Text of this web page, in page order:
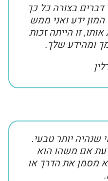
בצורה כל כך
ידע ואני ממש
זו הייתה זכות
ומהידע שלך.
יותר טבעי.
אם משהו הוא
מסמן את הדרך או